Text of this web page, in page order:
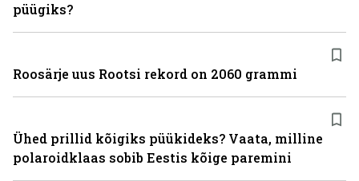
püügiks?
Roosärje uus Rootsi rekord on 2060 grammi
Ühed prillid kõigiks püükideks? Vaata, milline
polaroidklaas sobib Eestis kõige paremini